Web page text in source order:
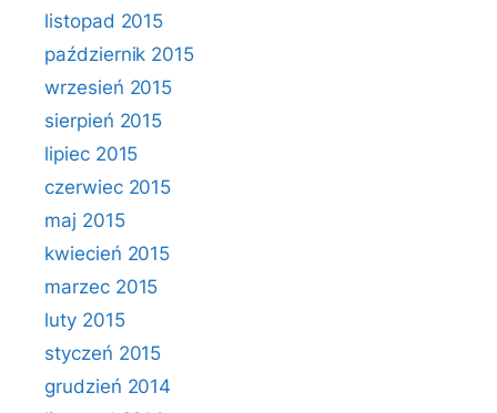
listopad 2015
październik 2015
wrzesień 2015
sierpień 2015
lipiec 2015
czerwiec 2015
maj 2015
kwiecień 2015
marzec 2015
luty 2015
styczeń 2015
grudzień 2014